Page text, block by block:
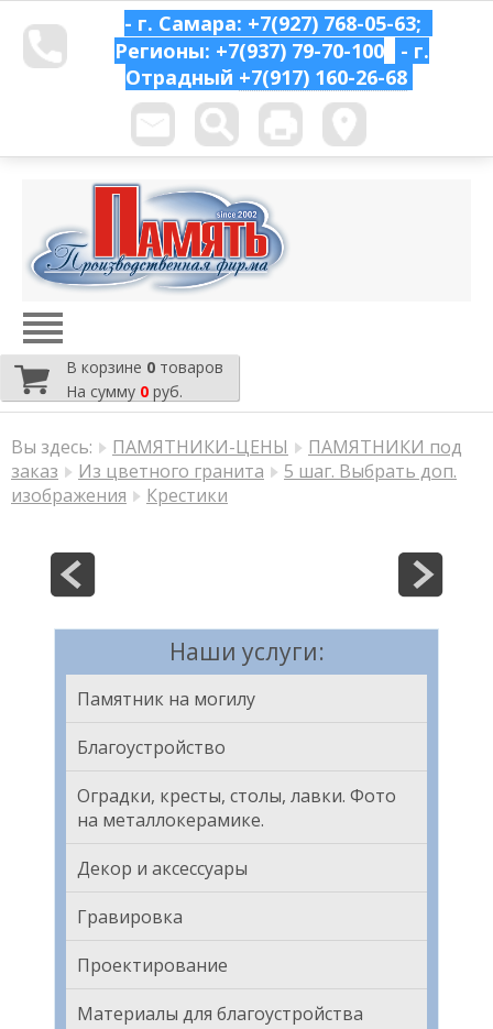
- г. Самара: +7(927) 768-05-63;
Регионы: +7(937) 79-70-100
- г.
Отрадный +7(917) 160-26-68
В корзине 0 товаров
На сумму 0 руб.
Вы здесь: ПАМЯТНИКИ-ЦЕНЫ
ПАМЯТНИКИ под
заказ
Из цветного гранита
5 шаг. Выбрать доп.
изображения
Крестики
Наши услуги:
Памятник на могилу
Благоустройство
Оградки, кресты, столы, лавки. Фото
на металлокерамике.
Декор и аксессуары
Гравировка
Проектирование
Материалы для благоустройства